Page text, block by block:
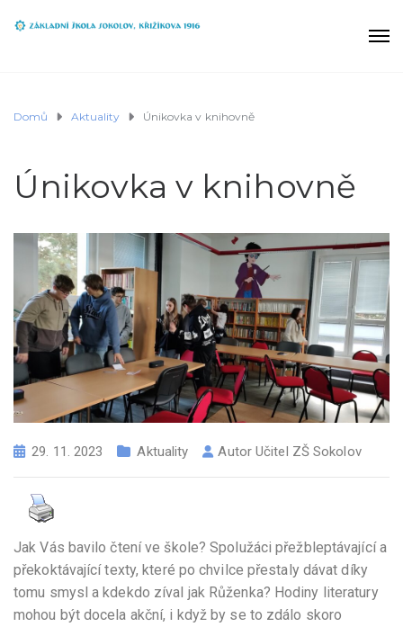
Domů Aktuality Únikovka v knihovně
Únikovka v knihovně
29. 11. 2023 Aktuality AutorUčitel ZŠ Sokolov
Jak Vás bavilo čtení ve škole? Spolužáci přežbleptávající a
překoktávající texty, které po chvilce přestaly dávat díky
tomu smysl a kdekdo zíval jak Růženka? Hodiny literatury
mohou být docela akční, i když by se to zdálo skoro